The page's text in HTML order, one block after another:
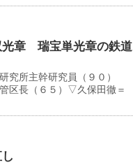
章 瑞宝単光章の鉄道
所主幹研究員（９０）
区長（６５）▽久保田徹＝